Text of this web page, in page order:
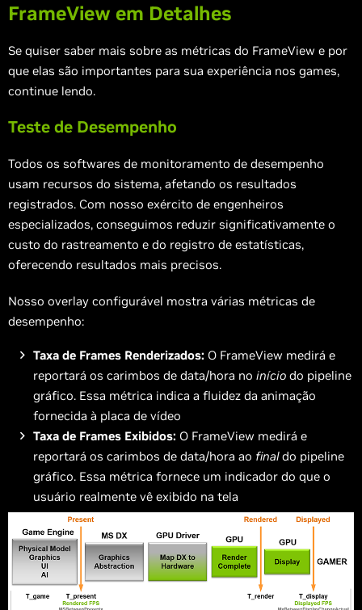
FrameView em Detalhes
Se quiser saber mais sobre as métricas do FrameView e por
que elas são importantes para sua experiência nos games,
continue lendo.
Teste de Desempenho
Todos os softwares de monitoramento de desempenho
usam recursos do sistema, afetando os resultados
registrados. Com nosso exército de engenheiros
especializados, conseguimos reduzir significativamente o
custo do rastreamento e do registro de estatísticas,
oferecendo resultados mais precisos.
Nosso overlay configurável mostra várias métricas de
desempenho:
Taxa de Frames Renderizados: O FrameView medirá e
reportará os carimbos de data/hora no início do pipeline
gráfico. Essa métrica indica a fluidez da animação
fornecida à placa de vídeo
Taxa de Frames Exibidos: O FrameView medirá e
reportará os carimbos de data/hora ao finaldo pipeline
gráfico. Essa métrica fornece um indicador do que o
usuário realmente vê exibido na tela